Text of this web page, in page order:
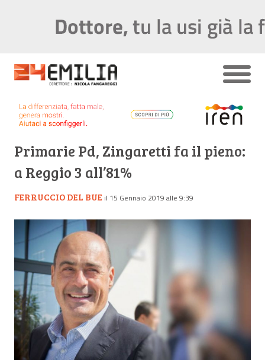
Primarie Pd, Zingaretti fa il pieno:
a Reggio 3 all’81%
FERRUCCIO DEL BUE il 15 Gennaio 2019 alle 9:39